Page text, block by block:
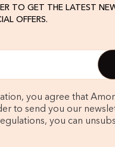
TO GET THE LATEST
OFFERS.
you agree that
to send you our
you can